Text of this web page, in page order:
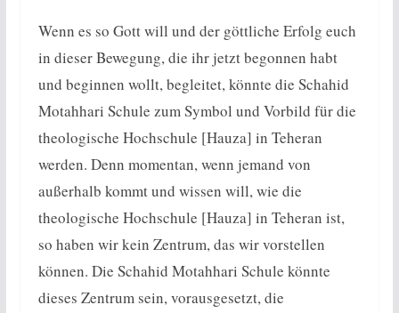
Wenn es so Gott will und der göttliche Erfolg euch
in dieser Bewegung, die ihr jetzt begonnen habt
und beginnen wollt, begleitet, könnte die Schahid
Motahhari Schule zum Symbol und Vorbild für die
theologische Hochschule [Hauza] in Teheran
werden. Denn momentan, wenn jemand von
außerhalb kommt und wissen will, wie die
theologische Hochschule [Hauza] in Teheran ist,
so haben wir kein Zentrum, das wir vorstellen
können. Die Schahid Motahhari Schule könnte
dieses Zentrum sein, vorausgesetzt, die